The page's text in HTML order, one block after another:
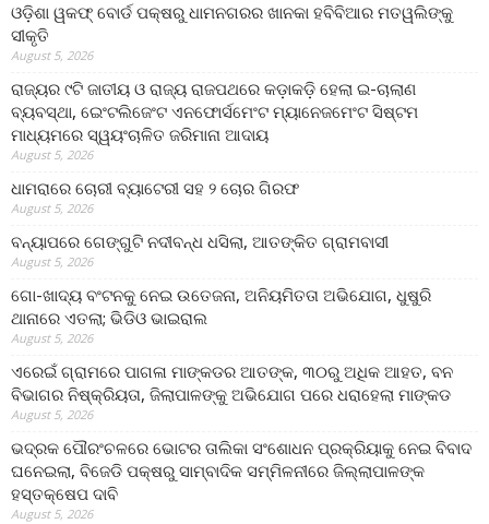
ଓଡ଼ିଶା ୱକଫ୍ ବୋର୍ଡ ପକ୍ଷରୁ ଧାମନଗରର ଖାନକା ହବିବିଆର ମତୱଲିଙ୍କୁ
ସୀକୃତି
August 5, 2026
ରାଜ୍ୟର ୯ଟି ଜାତୀୟ ଓ ରାଜ୍ୟ ରାଜପଥରେ କଡ଼ାକଡ଼ି ହେଲା ଇ-ଚାଲାଣ
ବ୍ୟବସ୍ଥା, ଇେଂଟଲିଜେଂଟ ଏନଫୋର୍ସମେଂଟ ମ୍ୟାନେଜମେଂଟ ସିଷ୍ଟମ
ମାଧ୍ୟମରେ ସ୍ୱୟଂଚାଳିତ ଜରିମାନା ଆଦାୟ
August 5, 2026
ଧାମରାରେ ଚୋରୀ ବ୍ୟାଟେରୀ ସହ ୨ ଚୋର ଗିରଫ
August 5, 2026
ବନ୍ୟାପରେ ଗେଙ୍ଗୁଟି ନଦୀବନ୍ଧ ଧସିଲା, ଆତଙ୍କିତ ଗ୍ରାମବାସୀ
August 5, 2026
ଗୋ-ଖାଦ୍ୟ ବଂଟନକୁ ନେଇ ଉତେଜନା, ଅନିୟମିତତା ଅଭିଯୋଗ, ଧୁଷୁରି
ଥାନାରେ ଏତଲା; ଭିଡିଓ ଭାଇରାଲ
August 5, 2026
ଏରେଇଁ ଗ୍ରାମରେ ପାଗଳା ମାଙ୍କଡର ଆତଙ୍କ, ୩୦ରୁ ଅଧିକ ଆହତ, ବନ
ବିଭାଗର ନିଷ୍କ୍ରିୟତା, ଜିଲାପାଳଙ୍କୁ ଅଭିଯୋଗ ପରେ ଧରାହେଲା ମାଙ୍କଡ
August 5, 2026
ଭଦ୍ରକ ପୌରଂଚଳରେ ଭୋଟର ତାଲିକା ସଂଶୋଧନ ପ୍ରକ୍ରିୟାକୁ ନେଇ ବିବାଦ
ଘନେଇଲା, ବିଜେଡି ପକ୍ଷରୁ ସାମ୍ବାଦିକ ସମ୍ମିଳନୀରେ ଜିଲ୍ଲାପାଳଙ୍କ
ହସ୍ତକ୍ଷେପ ଦାବି
August 5, 2026